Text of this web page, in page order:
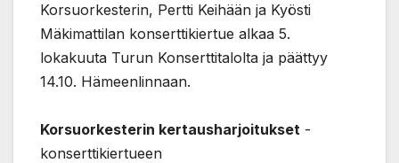
Korsuorkesterin, Pertti Keihään ja Kyösti
Mäkimattilan konserttikiertue alkaa 5.
lokakuuta Turun Konserttitalolta ja päättyy
14.10. Hämeenlinnaan.
Korsuorkesterin kertausharjoitukset -
konserttikiertueen